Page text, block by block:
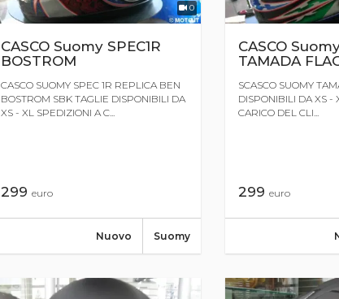
0
CASCO Suomy SPEC1R
BOSTROM
CASCO SUOMY SPEC 1R REPLICA BEN
BOSTROM SBK TAGLIE DISPONIBILI DA
XS - XL SPEDIZIONI A C...
299 euro
Suomy
Nuovo
CASCO
TAMADA
SCASCO SUOMY
DISPONIBILI DA XS -
CARICO DEL CLI...
299euro